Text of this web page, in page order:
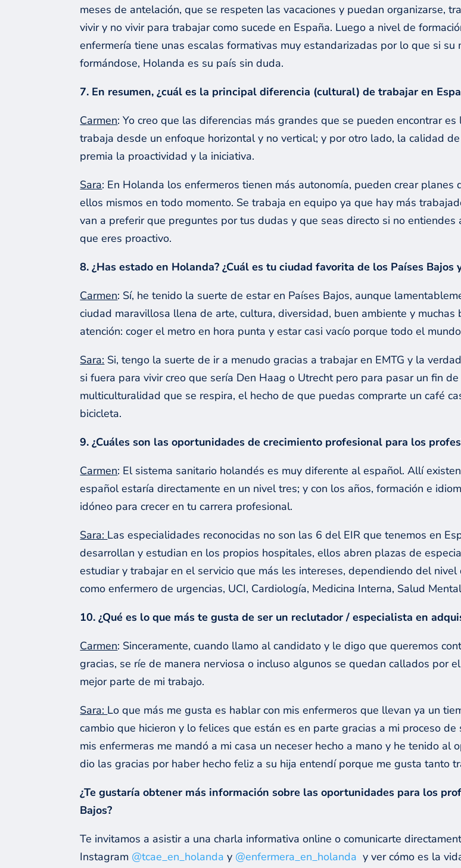
meses de antelación, que se respeten las vacaciones y puedan organizarse,
vivir y no vivir para trabajar como sucede en España. Luego a nivel de
enfermería tiene unas escalas formativas muy estandarizadas por lo que si
formándose, Holanda es su país sin duda.
7. En resumen, ¿cuál es la principal diferencia (cultural) de trabajar en
Carmen: Yo creo que las diferencias más grandes que se pueden encontrar
trabaja desde un enfoque horizontal y no vertical; y por otro lado, la calidad
premia la proactividad y la iniciativa.
Sara: En Holanda los enfermeros tienen más autonomía, pueden crear
ellos mismos en todo momento. Se trabaja en equipo ya que hay más
van a preferir que preguntes por tus dudas y que seas directo si no
que eres proactivo.
8. ¿Has estado en Holanda? ¿Cuál es tu ciudad favorita de los Países
Carmen: Sí, he tenido la suerte de estar en Países Bajos, aunque
ciudad maravillosa llena de arte, cultura, diversidad, buen ambiente y
atención: coger el metro en hora punta y estar casi vacío porque todo el
Sara: Si, tengo la suerte de ir a menudo gracias a trabajar en EMTG y la
si fuera para vivir creo que sería Den Haag o Utrecht pero para pasar un fin
multiculturalidad que se respira, el hecho de que puedas comprarte un café
bicicleta.
9. ¿Cuáles son las oportunidades de crecimiento profesional para los
Carmen: El sistema sanitario holandés es muy diferente al español. Allí
español estaría directamente en un nivel tres; y con los años, formación e
idóneo para crecer en tu carrera profesional.
Sara: Las especialidades reconocidas no son las 6 del EIR que tenemos en
desarrollan y estudian en los propios hospitales, ellos abren plazas de
estudiar y trabajar en el servicio que más les intereses, dependiendo del
como enfermero de urgencias, UCI, Cardiología, Medicina Interna, Salud
10. ¿Qué es lo que más te gusta de ser un reclutador / especialista en
Carmen: Sinceramente, cuando llamo al candidato y le digo que queremos
gracias, se ríe de manera nerviosa o incluso algunos se quedan callados por
mejor parte de mi trabajo.
Sara: Lo que más me gusta es hablar con mis enfermeros que llevan ya un
cambio que hicieron y lo felices que están es en parte gracias a mi proceso
mis enfermeras me mandó a mi casa un neceser hecho a mano y he tenido
dio las gracias por haber hecho feliz a su hija entendí porque me gusta tanto
¿Te gustaría obtener más información sobre las oportunidades para los
Bajos?
Te invitamos a asistir a una charla informativa online o comunicarte
Instagram @tcae_en_holanda y @enfermera_en_holanda y ver cómo es la